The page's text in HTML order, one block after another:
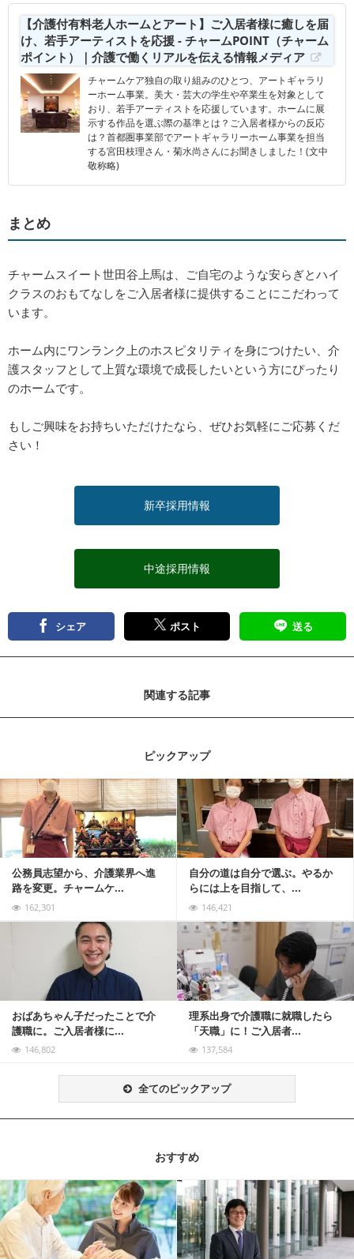
【介護付有料老人ホームとアート】ご入居者様に癒しを届
け、若手アーティストを応援 - チャームPOINT（チャーム
ポイント）｜介護で働くリアルを伝える情報メディア
チャームケア独自の取り組みのひとつ、アートギャラリ
ーホーム事業。美大・芸大の学生や卒業生を対象として
おり、若手アーティストを応援しています。ホームに展
示する作品を選ぶ際の基準とは？ご入居者様からの反応
は？首都圏事業部でアートギャラリーホーム事業を担当
する宮田枝理さん・菊水尚さんにお聞きしました！(文中
敬称略)
まとめ
チャームスイート世田谷上馬は、ご自宅のような安らぎとハイ
クラスのおもてなしをご入居者様に提供することにこだわって
います。
ホーム内にワンランク上のホスピタリティを身につけたい、介
護スタッフとして上質な環境で成長したいという方にぴったり
のホームです。
もしご興味をお持ちいただけたなら、ぜひお気軽にご応募くだ
さい！
新卒採用情報
中途採用情報
シェア ポスト 送る
関連する記事
ピックアップ
公務員志望から、介護業界へ進
路を変更。チャームケ...
162,301
自分の道は自分で選ぶ。やるか
らには上を目指して、...
146,421
記事を読む
おばあちゃん子だったことで介
護職に。ご入居者様に...
146,802
理系出身で介護職に就職したら
「天職」に！ご入居者...
137,584
全てのピックアップ
おすすめ
記事を読む